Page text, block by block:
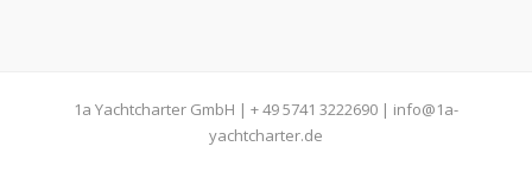
1a Yachtcharter GmbH | + 49 5741 3222690 | info@1a-
yachtcharter.de